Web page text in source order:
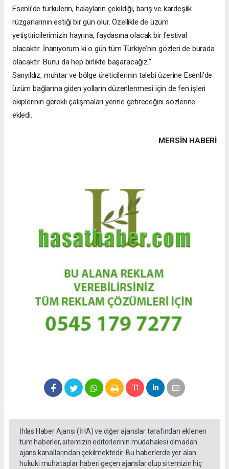
Esenli’de türkülerin, halayların çekildiği, barış ve kardeşlik
rüzgarlarının estiği bir gün olur. Özellikle de üzüm
yetiştiricilerimizin hayrına, faydasına olacak bir festival
olacaktır. İnanıyorum ki o gün tüm Türkiye’nin gözleri de burada
olacaktır. Bunu da hep birlikte başaracağız.”
Sarıyıldız, muhtar ve bölge üreticilerinin talebi üzerine Esenli’de
üzüm bağlarına giden yolların düzenlenmesi için de fen işleri
ekiplerinin gerekli çalışmaları yerine getireceğini sözlerine
ekledi.
MERSIN HABERİ
İhlas Haber Ajansı (İHA) ve diğer ajanslar tarafından eklenen
tüm haberler, sitemizin editörlerinin müdahalesi olmadan
ajans kanallarından çekilmektedir. Bu haberlerde yer alan
hukuki muhataplar haberi geçen ajanslar olup sitemizin hiç